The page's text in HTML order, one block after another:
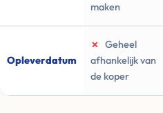
maken
Opleverdatum
✗
Geheel
afhankelijk van
de koper